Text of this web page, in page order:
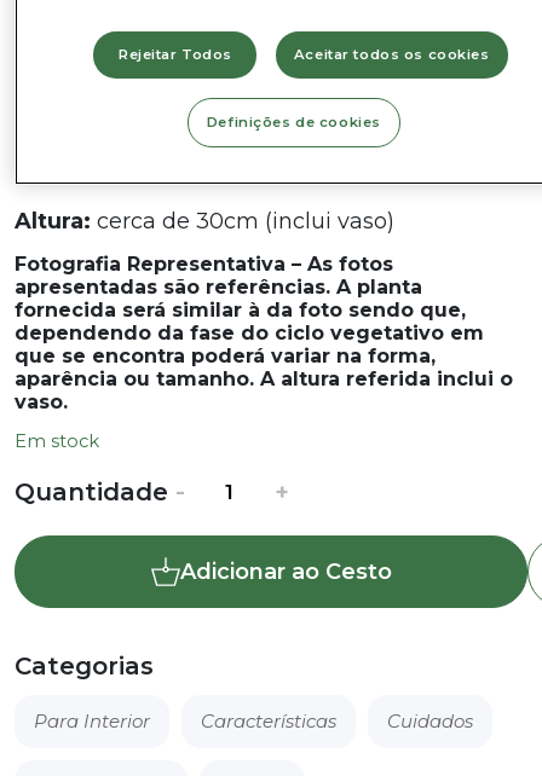
Nome comum:Jiboia ou Hera-do-diabo
Nome Científico: Epipremnum aureumou
Scindapsus aureus
Altura: cerca de 30cm (inclui vaso)
Fotografia Representativa – As fotos
apresentadas são referências. A planta
fornecida será similar à da foto sendo que,
dependendo da fase do ciclo vegetativo em
que se encontra poderá variar na forma,
aparência ou tamanho. A altura referida inclui o
vaso.
Em stock
Quantidade
Quantidade
Jibóia
(Hera-
do-
-
aureus
- +
Adicionar ao Cesto
Categorias
Para Interior Características Cuidados
Rejeitar Todos Aceitar todos os cookies
Definições de cookies